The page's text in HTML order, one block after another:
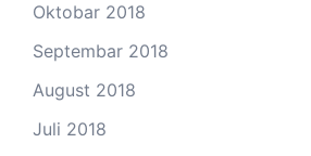
Oktobar 2018
Septembar 2018
August 2018
Juli 2018